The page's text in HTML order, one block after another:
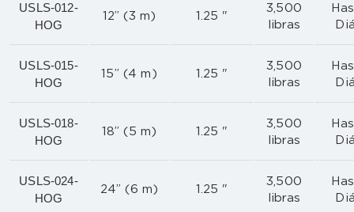
USLS-012-
HOG
12” (3 m) 1.25 "
3,500
libras
USLS-015-
HOG
15” (4 m) 1.25 "
3,500
libras
USLS-018-
HOG
18” (5 m) 1.25 "
3,500
libras
USLS-024-
HOG
24” (6 m) 1.25 "
3,500
libras